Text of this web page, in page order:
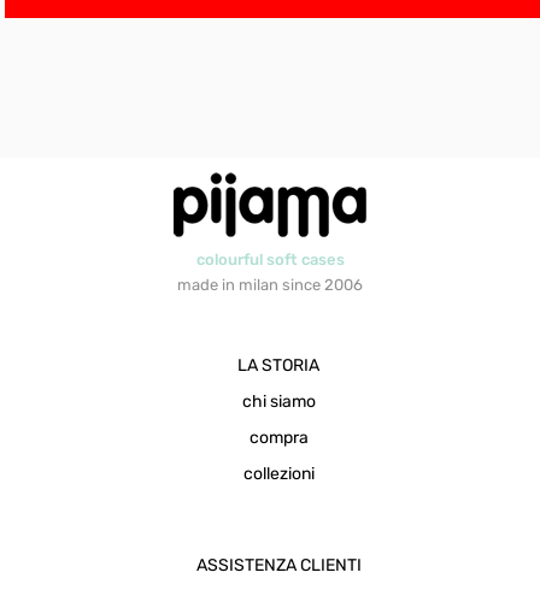
colourful soft cases
made in milan since 2006
LA STORIA
chi siamo
compra
collezioni
ASSISTENZA CLIENTI